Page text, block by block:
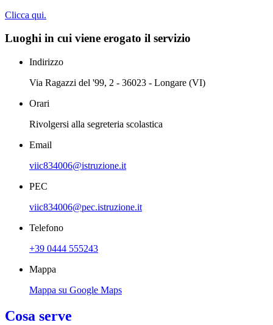
Clicca qui.
Luoghi in cui viene erogato il servizio
Indirizzo
Via Ragazzi del '99, 2 - 36023 - Longare (VI)
Orari
Rivolgersi alla segreteria scolastica
Email
viic834006@istruzione.it
PEC
viic834006@pec.istruzione.it
Telefono
+39 0444 555243
Mappa
Mappa su Google Maps
Cosa serve